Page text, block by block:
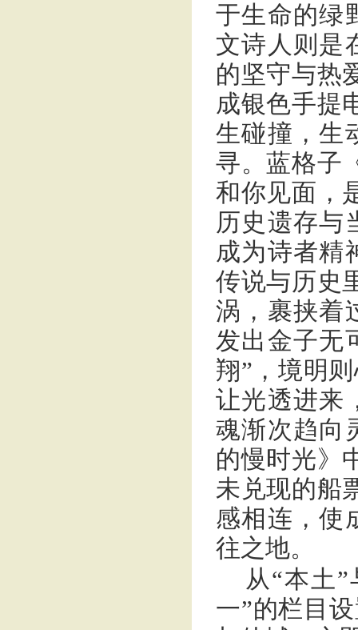
于生命的绿
文诗人则是
的坚守与热
成银色手提
生碰撞，生
寻。蓝格子
和你见面，
历史遗存与
成为诗者精
传说与历史
涡，裹挟着
发出金子无
翔”，境明
让光透进来
魂渐次趋向
的慢时光》
未兑现的船
感相连，使
往之地。
从“本土
一”的栏目